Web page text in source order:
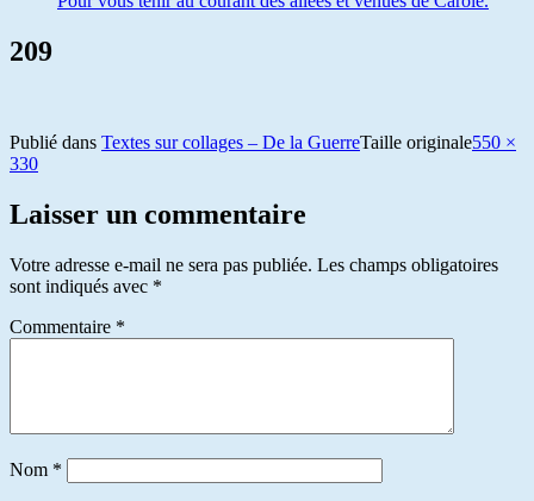
209
Publié dans Textes sur collages – De la GuerreTaille originale550 ×
330
Laisser un commentaire
Votre adresse e-mail ne sera pas publiée. Les champs obligatoires
sont indiqués avec *
Commentaire *
Nom *